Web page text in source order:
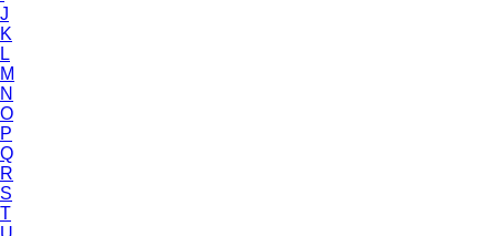
J
K
L
M
N
O
P
Q
R
S
T